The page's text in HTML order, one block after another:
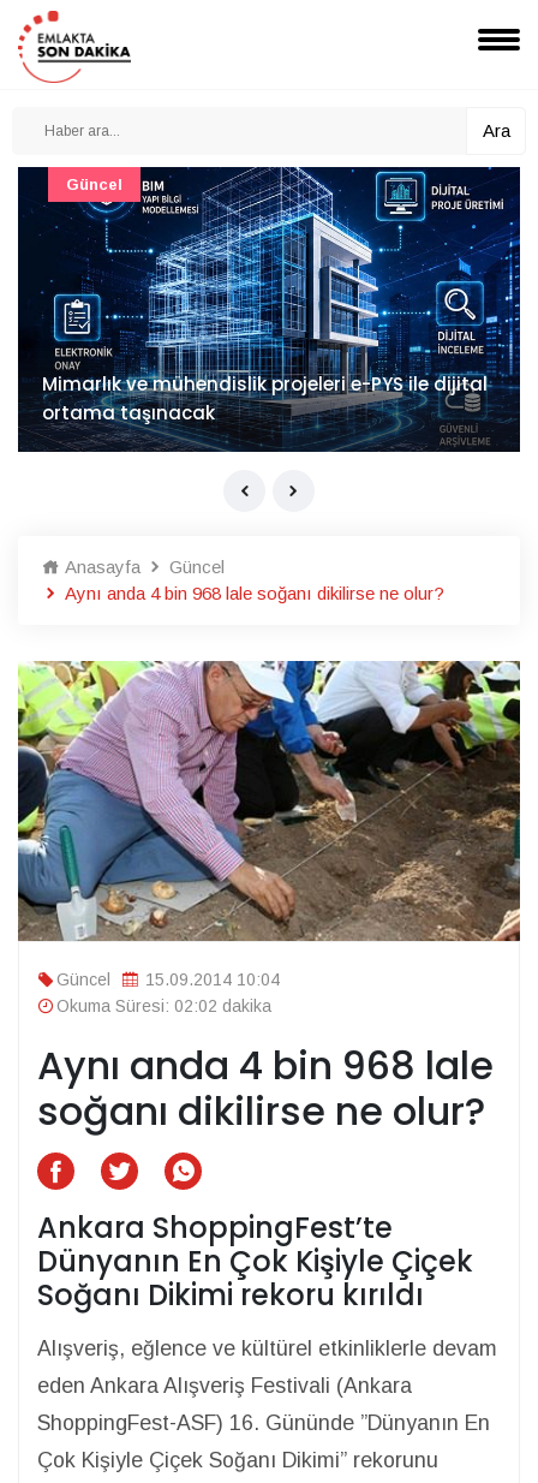
Ara
Mimarlık ve mühendislik projeleri e-PYS ile dijital
ortama taşınacak
Güncel
Anasayfa
Güncel
Aynı anda 4 bin 968 lale soğanı dikilirse ne olur?
Güncel
15.09.2014 10:04
Okuma Süresi: 02:02 dakika
Aynı anda 4 bin 968 lale
soğanı dikilirse ne olur?
Ankara ShoppingFest’te
Dünyanın En Çok Kişiyle Çiçek
Soğanı Dikimi rekoru kırıldı
Alışveriş, eğlence ve kültürel etkinliklerle devam
eden Ankara Alışveriş Festivali (Ankara
ShoppingFest-ASF) 16. Gününde ”Dünyanın En
Çok Kişiyle Çiçek Soğanı Dikimi” rekorunu